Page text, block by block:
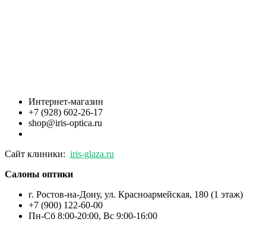
Интернет-магазин
+7 (928) 602-26-17
shop@iris-optica.ru
Сайт клиники: iris-glaza.ru
Салоны оптики
г. Ростов-на-Дону, ул. Красноармейская, 180 (1 этаж)
+7 (900) 122-60-00
Пн-Cб 8:00-20:00, Вс 9:00-16:00